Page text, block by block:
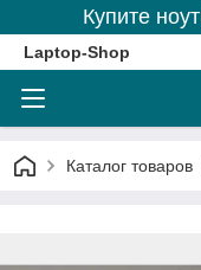
Купите
Laptop-Shop
Каталог товаров